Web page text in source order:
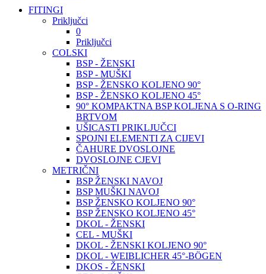
FITINGI
Priključci
0
Priključci
COLSKI
BSP - ŽENSKI
BSP - MUŠKI
BSP - ŽENSKO KOLJENO 90°
BSP - ŽENSKO KOLJENO 45°
90° KOMPAKTNA BSP KOLJENA S O-RING
BRTVOM
UŠICASTI PRIKLJUČCI
SPOJNI ELEMENTI ZA CIJEVI
ČAHURE DVOSLOJNE
DVOSLOJNE CJEVI
METRIČNI
BSP ŽENSKI NAVOJ
BSP MUŠKI NAVOJ
BSP ŽENSKO KOLJENO 90°
BSP ŽENSKO KOLJENO 45°
DKOL - ŽENSKI
CEL - MUŠKI
DKOL - ŽENSKI KOLJENO 90°
DKOL - WEIBLICHER 45°-BÖGEN
DKOS - ŽENSKI